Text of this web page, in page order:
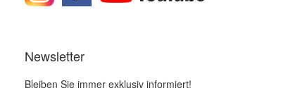
Newsletter
Bleiben Sie immer exklusiv informiert!